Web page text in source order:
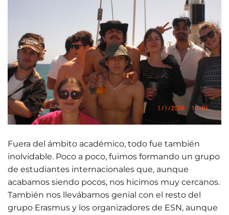
Fuera del ámbito académico, todo fue también
inolvidable. Poco a poco, fuimos formando un grupo
de estudiantes internacionales que, aunque
acabamos siendo pocos, nos hicimos muy cercanos.
También nos llevábamos genial con el resto del
grupo Erasmus y los organizadores de ESN, aunque